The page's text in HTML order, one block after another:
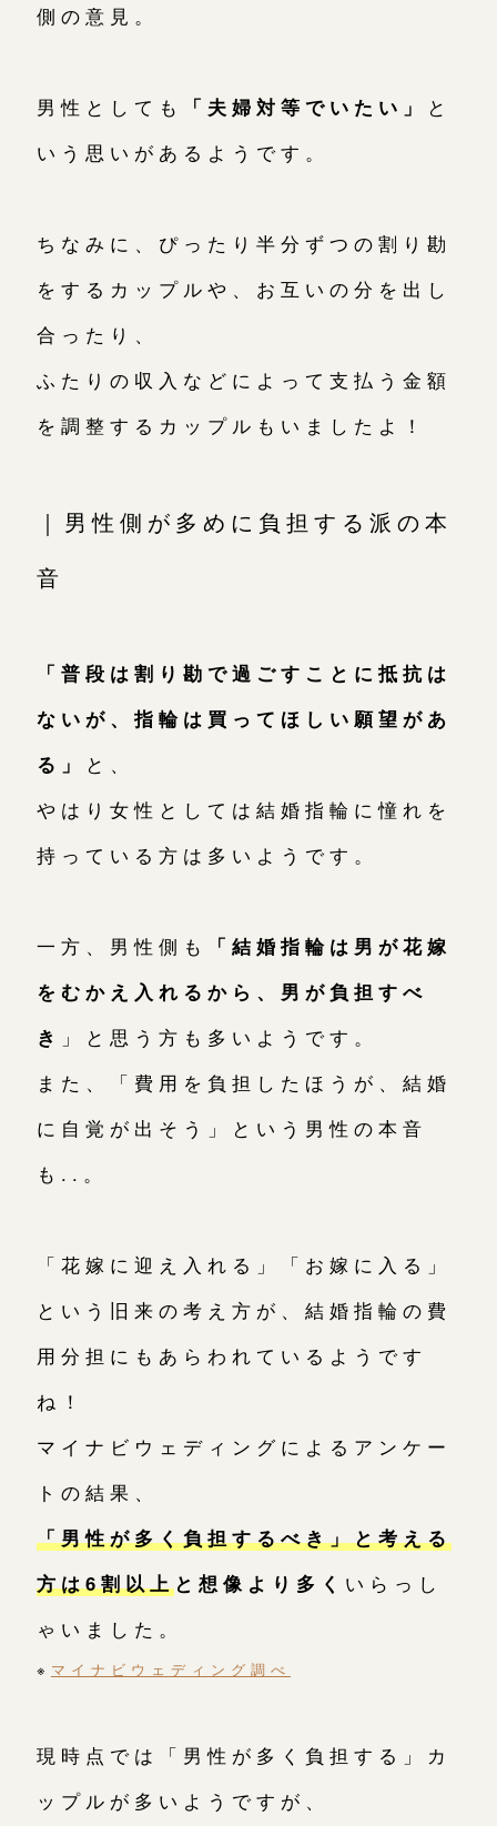
側の意見。
男性としても 「夫婦対等でいたい」
と
いう思いがあるようです。
ちなみに、ぴったり半分ずつの割り勘
をするカップルや、お互いの分を出し
合ったり、
ふたりの収入などによって支払う金額
を調整するカップルもいましたよ！
｜男性側が多めに負担する派の本
音
「普段は割り勘で過ごすことに抵抗は
ないが、指輪は買ってほしい願望があ
る」
と、
やはり女性としては結婚指輪に憧れを
持っている方は多いようです。
一方、男性側も
「結婚指輪は男が花嫁
をむかえ入れるから、男が負担すべ
き 」と思う方も多いようです。
また、「費用を負担したほうが、結婚
に自覚が出そう」という男性の本音
も..。
「花嫁に迎え入れる」「お嫁に入る」
という旧来の考え方が、結婚指輪の費
用分担にもあらわれているようです
ね！
マイナビウェディングによるアンケー
トの結果、
「男性が多く負担するべき」と考える
方は6割以上と想像より多く いらっし
ゃいました。
※ マイナビウェディング調べ
現時点では「男性が多く負担する」カ
ップルが多いようですが、